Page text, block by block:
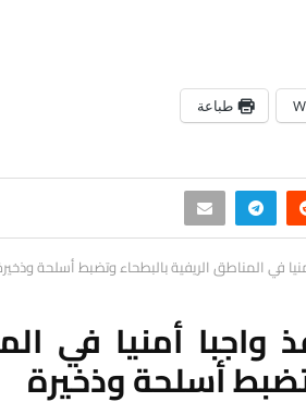
طباعة
في المناطق الريفية بالبطحاء وتضبط أسلحة
أمنيا في
أسلحة وذخيرة